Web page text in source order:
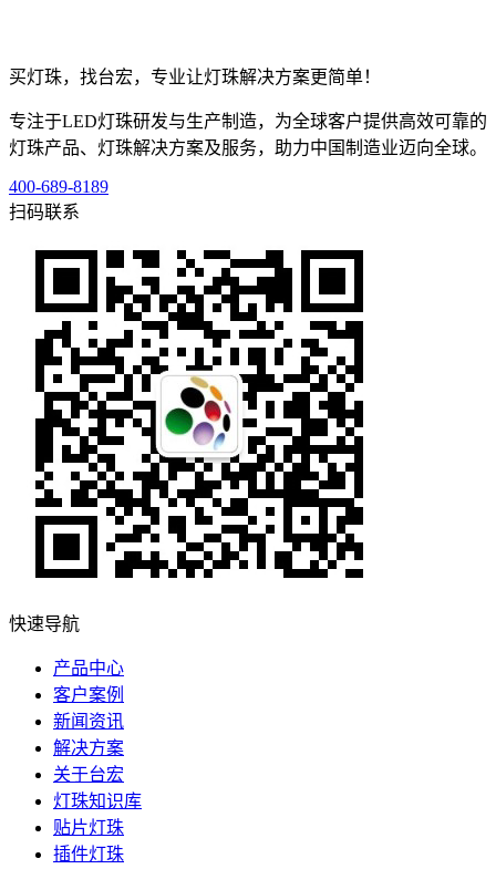
买灯珠，找台宏，专业让灯珠解决方案更简单！
专注于LED灯珠研发与生产制造，为全球客户提供高效可靠的
灯珠产品、灯珠解决方案及服务，助力中国制造业迈向全球。
400-689-8189
扫码联系
快速导航
产品中心
客户案例
新闻资讯
解决方案
关于台宏
灯珠知识库
贴片灯珠
插件灯珠